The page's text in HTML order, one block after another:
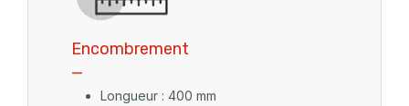
Encombrement
_
Longueur : 400 mm